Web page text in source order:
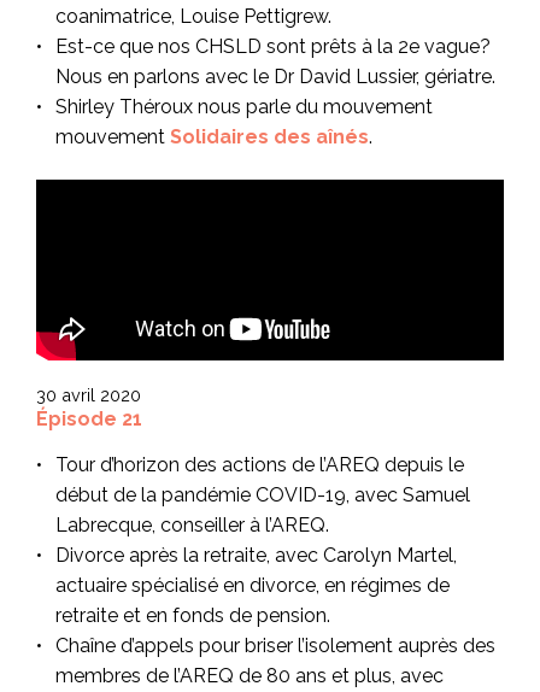
coanimatrice, Louise Pettigrew.
Est-ce que nos CHSLD sont prêts à la 2e vague?
Nous en parlons avec le Dr David Lussier, gériatre.
Shirley Théroux nous parle du mouvement
mouvement Solidaires des aînés.
30 avril 2020
Épisode 21
Tour d’horizon des actions de l’AREQ depuis le
début de la pandémie COVID-19, avec Samuel
Labrecque, conseiller à l’AREQ.
Divorce après la retraite, avec Carolyn Martel,
actuaire spécialisé en divorce, en régimes de
retraite et en fonds de pension.
Chaîne d’appels pour briser l’isolement auprès des
membres de l’AREQ de 80 ans et plus, avec